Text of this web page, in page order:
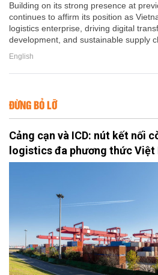
Building on its strong presence at
continues to affirm its position as
logistics enterprise, driving digital
development, and sustainable supply
English
ĐỪNG BỎ LỠ
Cảng cạn và ICD: nút kết nối
logistics đa phương thức Việt